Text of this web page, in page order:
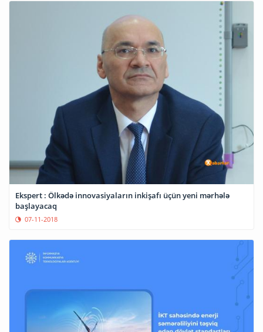
Ekspert : Ölkədə innovasiyaların inkişafı üçün yeni mərhələ
başlayacaq
07-11-2018